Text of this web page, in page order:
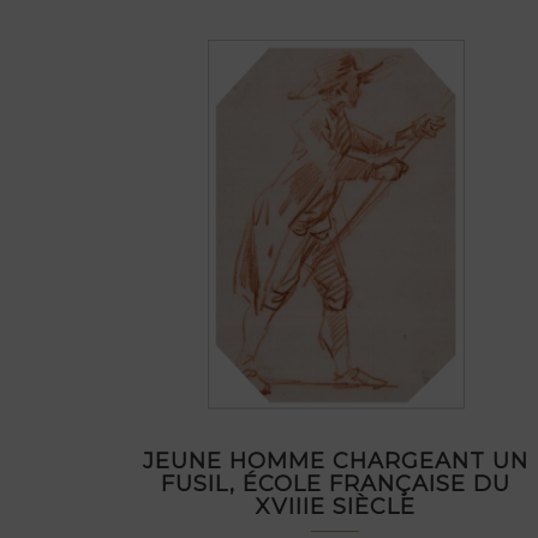
JEUNE HOMME CHARGEANT UN
FUSIL, ÉCOLE FRANÇAISE DU
XVIIIE SIÈCLE